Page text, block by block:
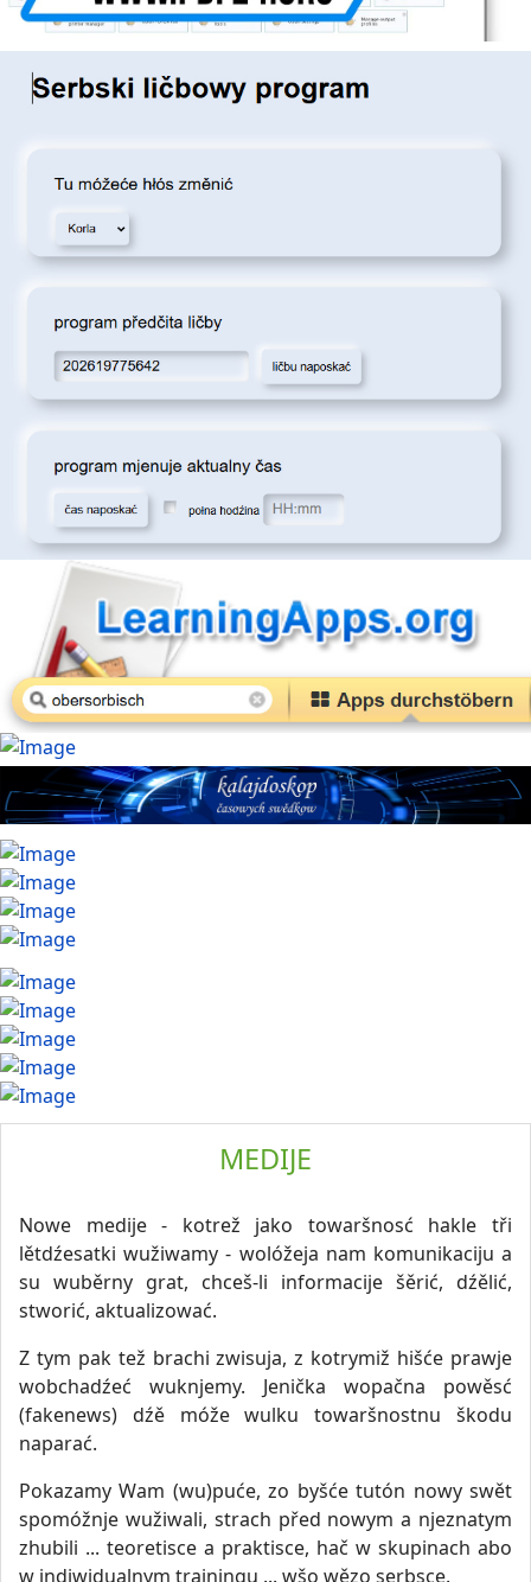
MEDIJE
Nowe medije - kotrež jako towaršnosć hakle tři
lětdźesatki wužiwamy - wolóžeja nam komunikaciju a
su wuběrny grat, chceš-li informacije šěrić, dźělić,
stworić, aktualizować.
Z tym pak tež brachi zwisuja, z kotrymiž hišće prawje
wobchadźeć wuknjemy. Jenička wopačna powěsć
(fakenews) dźě móže wulku towaršnostnu škodu
naparać.
Pokazamy Wam (wu)puće, zo byšće tutón nowy swět
spomóžnje wužiwali, strach před nowym a njeznatym
zhubili ... teoretisce a praktisce, hač w skupinach abo
w indiwidualnym trainingu ... wšo wězo serbsce.